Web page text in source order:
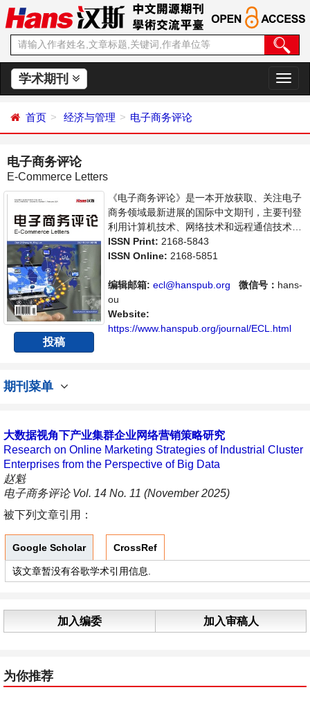
学术期刊
切
换
首页 经济与管理 电子商务评论
电子商务评论
E-Commerce Letters
投稿
《电子商务评论》是一本开放获取、关注电子
商务领域最新进展的国际中文期刊，主要刊登
利用计算机技术、网络技术和远程通信技术来
实现电子化、数字化和网络化的整个商务过程
的相关论文。本刊支持思想创新、学术创新，
体，旨在给世界范围内的科学家、学者、科研
人员提供一个传播、分享和讨论电子商务领域
内不同方向问题与发展的交流平台。
ISSN Print: 2168-5843
ISSN Online: 2168-5851
编辑邮箱: ecl@hanspub.org 微信号： hans-
ou
Website:
https://www.hanspub.org/journal/ECL.html
期刊菜单
大数据视角下产业集群企业网络营销策略研究
Research on Online Marketing Strategies of Industrial Cluster
Enterprises from the Perspective of Big Data
赵魁
电子商务评论 Vol. 14 No. 11 (November 2025)
被下列文章引用：
Google Scholar CrossRef
该文章暂没有谷歌学术引用信息.
加入编委 加入审稿人
为你推荐